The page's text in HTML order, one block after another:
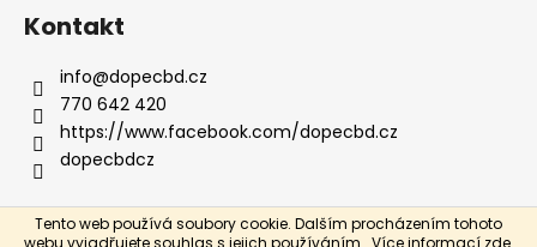
Tento web používá soubory cookie. Dalším procházením tohoto
Kontakt
info@dopecbd.cz
770 642 420
https://www.facebook.com/dopecbd.cz
dopecbdcz
Vytvořil Shoptet